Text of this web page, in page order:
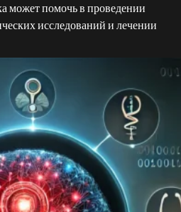
может помочь в проведении
исследований и лечении